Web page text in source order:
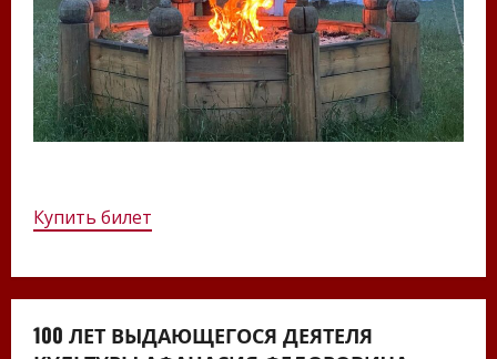
Купить билет
100 ЛЕТ ВЫДАЮЩЕГОСЯ ДЕЯТЕЛЯ